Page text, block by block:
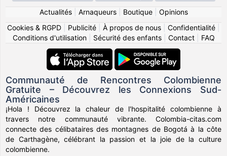
Actualités| Arnaqueurs| Boutique| Opinions
Cookies & RGPD
Publicité À propos de nous Confidentialité
Conditions d'utilisation| Sécurité des enfants| Contact| FAQ
Communauté de Rencontres Colombienne
Gratuite – Découvrez les Connexions Sud-
Américaines
¡Hola ! Découvrez la chaleur de l'hospitalité colombienne à
travers notre communauté vibrante. Colombia-citas.com
connecte des célibataires des montagnes de Bogotá à la côte
de Carthagène, célébrant la passion et la joie de la culture
colombienne.